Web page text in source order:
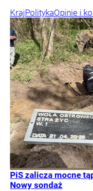
KrajPolitykaOpinie i
PiS zalicza mocne
Nowy sondaż